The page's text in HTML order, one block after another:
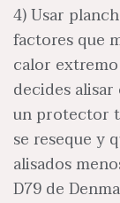
4) Usar
factores que
calor
decides
un protector
se reseque y
alisados
D79 de